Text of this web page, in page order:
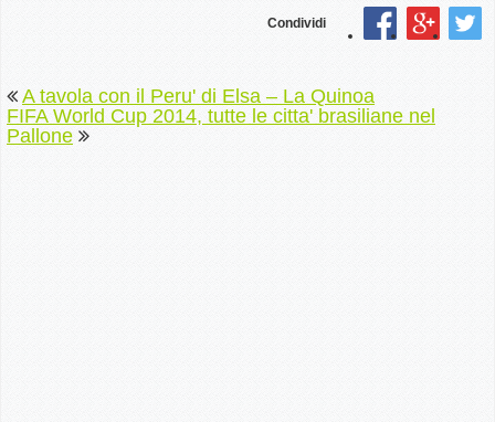
Condividi
A tavola con il Peru' di Elsa – La Quinoa
FIFA World Cup 2014, tutte le citta' brasiliane nel
Pallone